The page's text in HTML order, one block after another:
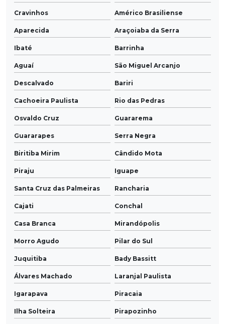
Cravinhos Américo Brasiliense
Aparecida Araçoiaba da Serra
Ibaté Barrinha
Aguaí São Miguel Arcanjo
Descalvado Bariri
Cachoeira Paulista Rio das Pedras
Osvaldo Cruz Guararema
Guararapes Serra Negra
Biritiba Mirim Cândido Mota
Piraju Iguape
Santa Cruz das Palmeiras Rancharia
Cajati Conchal
Casa Branca Mirandópolis
Morro Agudo Pilar do Sul
Juquitiba Bady Bassitt
Álvares Machado Laranjal Paulista
Igarapava Piracaia
Ilha Solteira Pirapozinho